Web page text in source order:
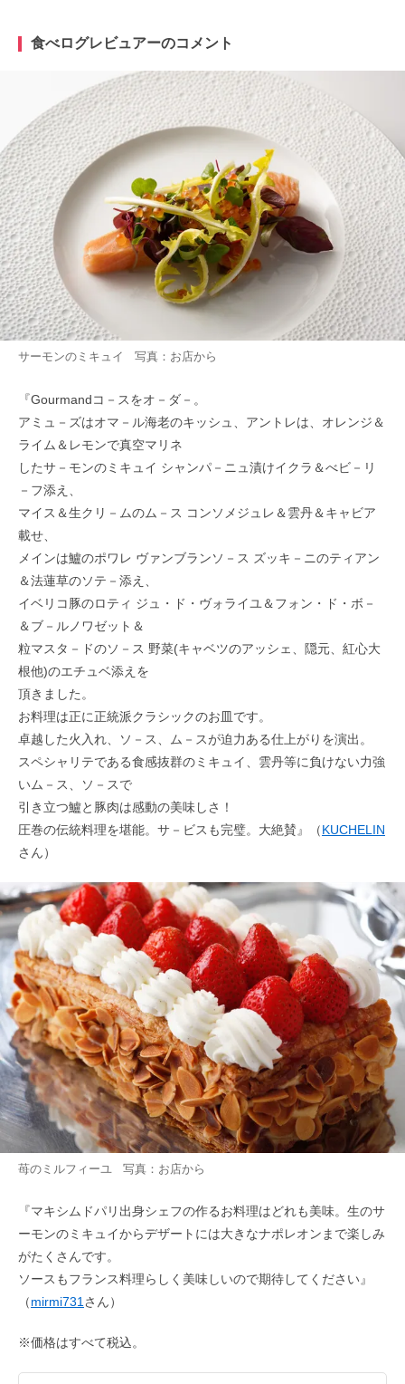
食べログレビュアーのコメント
サーモンのミキュイ 写真：お店から
『Gourmandコ－スをオ－ダ－。
アミュ－ズはオマ－ル海老のキッシュ、アントレは、オレンジ＆
ライム＆レモンで真空マリネ
したサ－モンのミキュイ シャンパ－ニュ漬けイクラ＆べビ－リ
－フ添え、
マイス＆生クリ－ムのム－ス コンソメジュレ＆雲丹＆キャビア
載せ、
メインは鱸のポワレ ヴァンブランソ－ス ズッキ－ニのティアン
＆法蓮草のソテ－添え、
イベリコ豚のロティ ジュ・ド・ヴォライユ＆フォン・ド・ボ－
＆ブ－ルノワゼット＆
粒マスタ－ドのソ－ス 野菜(キャベツのアッシェ、隠元、紅心大
根他)のエチュベ添えを
頂きました。
お料理は正に正統派クラシックのお皿です。
卓越した火入れ、ソ－ス、ム－スが迫力ある仕上がりを演出。
スペシャリテである食感抜群のミキュイ、雲丹等に負けない力強
いム－ス、ソ－スで
引き立つ鱸と豚肉は感動の美味しさ！
圧巻の伝統料理を堪能。サ－ビスも完璧。大絶賛』（KUCHELIN
さん）
苺のミルフィーユ 写真：お店から
『マキシムドパリ出身シェフの作るお料理はどれも美味。生のサ
ーモンのミキュイからデザートには大きなナポレオンまで楽しみ
がたくさんです。
ソースもフランス料理らしく美味しいので期待してください』
（mirmi731さん）
※価格はすべて税込。